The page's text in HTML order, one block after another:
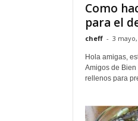
Como
para el
cheff - 3 mayo,
Hola amigas,
Amigos de Bien
rellenos para